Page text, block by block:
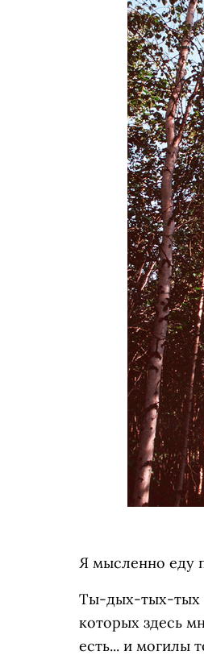
Я мысленно еду
Ты-дых-тых-тых
которых здесь
есть... и могилы